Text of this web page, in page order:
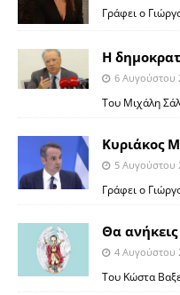
Γράφει ο
Η
6 Αυγούστου
Του Μιχάλη
Κυριάκος
5 Αυγούστου
Γράφει ο
Θα
4 Αυγούστου
Του Κώστα